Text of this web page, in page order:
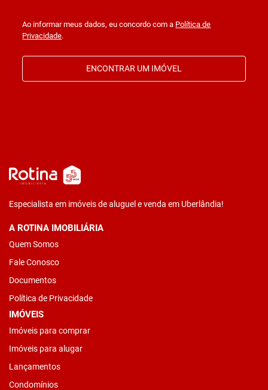
Ao informar meus dados, eu concordo com a Política de
Privacidade.
ENCONTRAR UM IMÓVEL
Especialista em imóveis de aluguel e venda em Uberlândia!
A ROTINA IMOBILIÁRIA
Quem Somos
Fale Conosco
Documentos
Política de Privacidade
IMÓVEIS
Imóveis para comprar
Imóveis para alugar
Lançamentos
Condomínios